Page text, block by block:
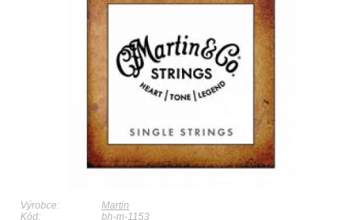
Výrobce:
Martin
Kód:
bh-m-1153